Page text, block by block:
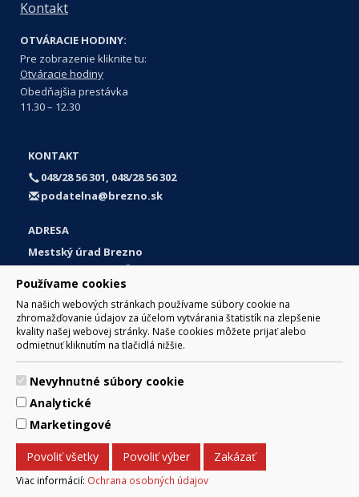
Používame cookies
Na našich webových stránkach používame súbory cookie na
zhromažďovanie údajov za účelom vytvárania štatistík na zlepšenie
kvality našej webovej stránky. Naše cookies môžete prijať alebo
odmietnuť kliknutím na tlačidlá nižšie.
Nevyhnutné súbory cookie
Analytické
Marketingové
Povoliť všetky Povoliť výber Zakázať
Viac informácií: Ochrana osobných údajov
Kontakt
OTVÁRACIE HODINY:
Pre zobrazenie kliknite tu:
Otváracie hodiny
Obedňajšia prestávka
11.30 – 12.30
KONTAKT
048/28 56 301, 048/28 56 302
podatelna@brezno.sk
ADRESA
Mestský úrad Brezno
Námestie gen. M. R. Štefánika 1
977 01 Brezno
Slovakia (Slovak Republic)
© 2017 Mesto Brezno, Námestie gen. M. R. Štefánika 1, Brezno
977 01 Tel.: 048/28 56 301, 048/28 56 302 Email:
Za obsah zodpovedá Mesto Brezno. Technický prevádzkovateľ:
Arrabella, s.r.o. , Pod Donátom 12/136 Žiar nad Hronom 965 01
podpora@internetova-stranka.sk
Prehlásenie o prístupnosti
Ochrana osobných údajov